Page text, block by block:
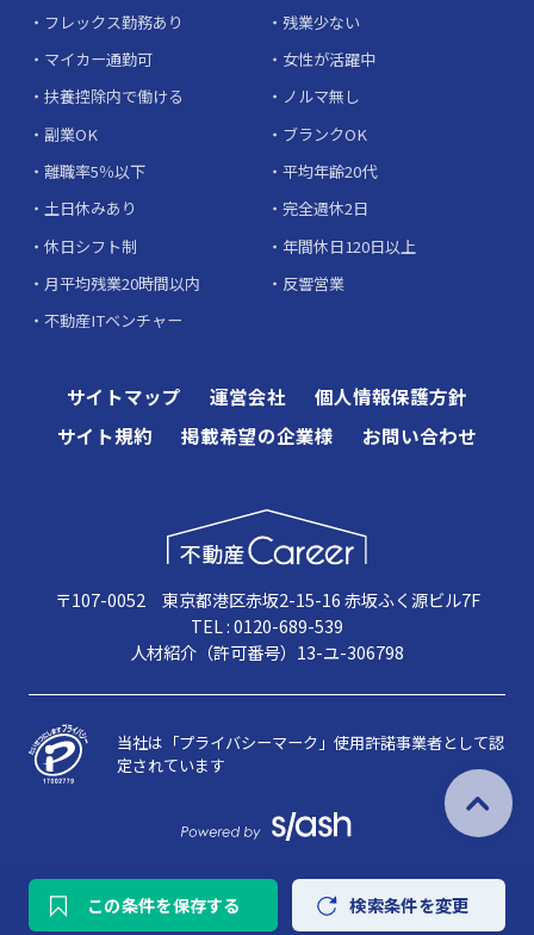
この条件を保存する 検索条件を変更
フレックス勤務あり
残業少ない
マイカー通勤可
女性が活躍中
扶養控除内で働ける
ノルマ無し
副業OK
ブランクOK
離職率5％以下
平均年齢20代
土日休みあり
完全週休2日
休日シフト制
年間休日120日以上
月平均残業20時間以内
反響営業
不動産ITベンチャー
サイトマップ 運営会社
個人情報保護方針
サイト規約
掲載希望の企業様 お問い合わせ
〒107-0052 東京都港区赤坂2-15-16 赤坂ふく源ビル7F
TEL : 0120-689-539
人材紹介（許可番号）13-ユ-306798
当社は「プライバシーマーク」使用許諾事業者として認
定されています